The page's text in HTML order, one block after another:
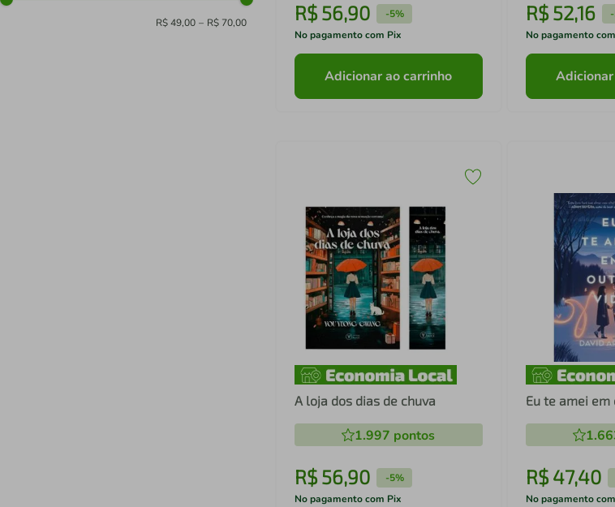
R$ 49,00 – R$ 70,00 R$ 56,90 -5%
No pagamento com Pix
Adicionar ao carrinho
R$ 52,16 -
No pagamento
A loja dos dias de chuva
1.997 pontos
R$ 56,90 -5%
No pagamento com Pix
Eu te amei em
R$ 47,40
No pagamento